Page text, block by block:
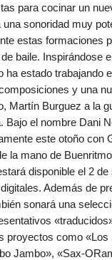
para cocinar un
sonoridad muy
estas formaciones
baile. Inspirándose
ha estado trabajando
y una
Martín Burguez a la
Bajo el nombre Dani
este otoño con
la mano de
disponible el 2
Además de
sonará una
proyectos como «Los
Jambo», «Sax-